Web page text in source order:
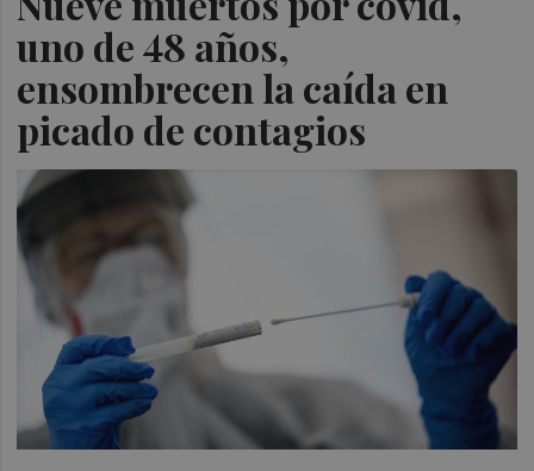
uno de 48 años,
ensombrecen la caída en
picado de contagios